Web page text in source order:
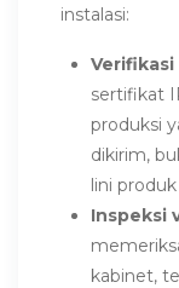
instalasi:
sertifikat
produksi
dikirim,
lini produk
Inspeksi
kabinet,